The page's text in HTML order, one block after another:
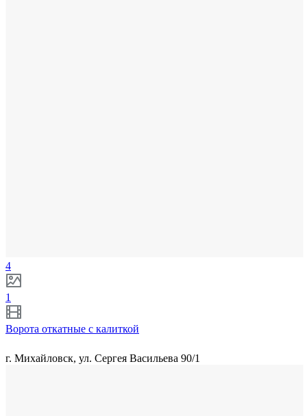
4
1
Ворота откатные с калиткой
г. Михайловск, ул. Сергея Васильева 90/1